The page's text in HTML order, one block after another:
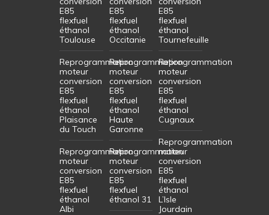
E85
flexfuel
éthanol
Toulouse
Reprogrammation
moteur
conversion
E85
flexfuel
éthanol
Plaisance
du Touch
Reprogrammation
moteur
conversion
E85
flexfuel
éthanol
Albi
E85
flexfuel
éthanol
Occitanie
Reprogrammation
moteur
conversion
E85
flexfuel
éthanol
Haute
Garonne
Reprogrammation
moteur
conversion
E85
flexfuel
éthanol 31
E85
flexfuel
éthanol
Tournefeuille
Reprogrammation
moteur
conversion
E85
flexfuel
éthanol
Cugnaux
Reprogrammation
moteur
conversion
E85
flexfuel
éthanol
L’Isle
Jourdain